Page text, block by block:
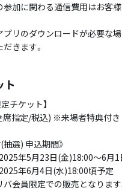
加に関わる通信費用はお客
リのダウンロードが必要な場
きます。
ト
チケット】
席指定/税込) ※来場者特典付き
抽選) 申込期間》
2025年5月23日(金)18:00〜6月
2025年6月4日(水)18:00頃予定
会員限定での販売となります